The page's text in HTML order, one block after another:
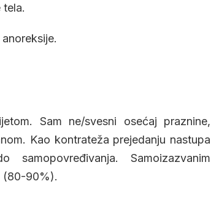
Sam ne/svesni osećaj praznine,
Kao kontrateža prejedanju nastupa
samopovređivanja. Samoizazvanim
(80-90%).